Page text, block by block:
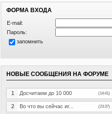
ФОРМА ВХОДА
E-mail:
Пароль:
запомнить
НОВЫЕ СООБЩЕНИЯ НА ФОРУМЕ
1 Досчитаем до 10 000 (14:41)
2 Во что вы сейчас иг... (23:37)